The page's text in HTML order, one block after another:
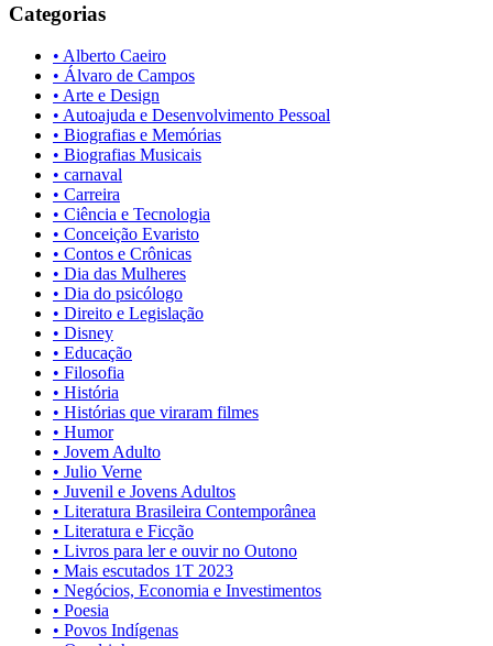
Categorias
• Alberto Caeiro
• Álvaro de Campos
• Arte e Design
• Autoajuda e Desenvolvimento Pessoal
• Biografias e Memórias
• Biografias Musicais
• carnaval
• Carreira
• Ciência e Tecnologia
• Conceição Evaristo
• Contos e Crônicas
• Dia das Mulheres
• Dia do psicólogo
• Direito e Legislação
• Disney
• Educação
• Filosofia
• História
• Histórias que viraram filmes
• Humor
• Jovem Adulto
• Julio Verne
• Juvenil e Jovens Adultos
• Literatura Brasileira Contemporânea
• Literatura e Ficção
• Livros para ler e ouvir no Outono
• Mais escutados 1T 2023
• Negócios, Economia e Investimentos
• Poesia
• Povos Indígenas